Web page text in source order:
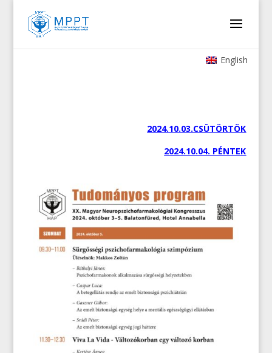
English
2024.10.03.CSÜTÖRTÖK
2024.10.04. PÉNTEK